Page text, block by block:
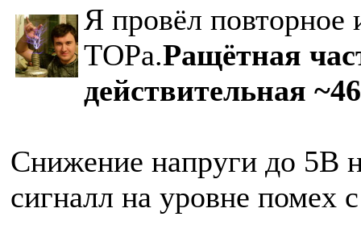
Я провёл повторное
ТОРа.Ращётная
действительная
Снижение напруги до 5В
сигналл на уровне